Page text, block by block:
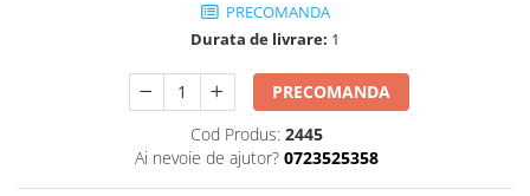
îmbrăcăminte pentru damă
Vizibilitate înalta hi-vis
îmbrăcăminte asistente/doctori
îmbrăcăminte bucătari
PRECOMANDA
Durata de livrare: 1
PRECOMANDA
Cod Produs: 2445
Ai nevoie de ajutor? 0723525358